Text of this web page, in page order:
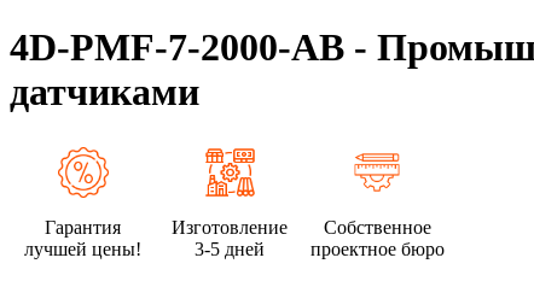
4D-PMF-7-2000-AB -
датчиками
Гарантия
лучшей цены!
Изготовление
3-5 дней
Собственное
проектное бюро